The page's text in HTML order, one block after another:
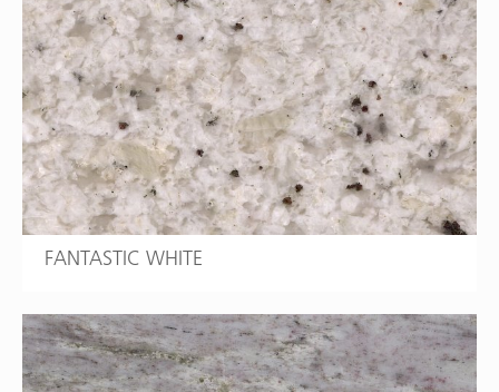
FANTASTIC WHITE